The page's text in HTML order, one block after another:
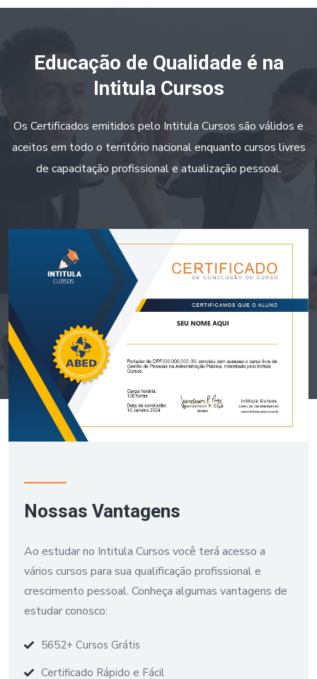
Educação de Qualidade é na
Intitula Cursos
Os Certificados emitidos pelo Intitula Cursos são válidos e
aceitos em todo o território nacional enquanto cursos livres
de capacitação profissional e atualização pessoal.
Nossas Vantagens
Ao estudar no Intitula Cursos você terá acesso a
vários cursos para sua qualificação profissional e
crescimento pessoal. Conheça algumas vantagens de
estudar conosco:
5652+ Cursos Grátis
Certificado Rápido e Fácil